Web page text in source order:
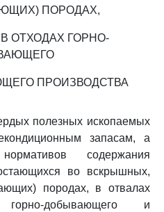
ПОРОДАХ,
ОТХОДАХ ГОРНО-
ПРОИЗВОДСТВА
полезных ископаемых
запасам, а
содержания
во вскрышных,
породах, в отвалах
добывающего и